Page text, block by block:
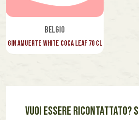
Belgio
Gin Amuerte White Coca Leaf 70 cl
VUOI ESSERE RICONTATTATO?